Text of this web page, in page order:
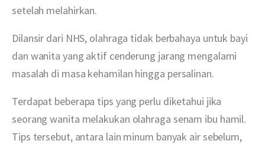
setelah melahirkan.
Dilansir dari NHS, olahraga tidak berbahaya untuk bayi
dan wanita yang aktif cenderung jarang mengalami
masalah di masa kehamilan hingga persalinan.
Terdapat beberapa tips yang perlu diketahui jika
seorang wanita melakukan olahraga senam ibu hamil.
Tips tersebut, antara lain minum banyak air sebelum,